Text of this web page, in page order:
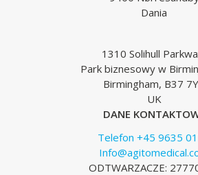
Dania
1310 Solihull
Park biznesowy w
Birmingham, B37
UK
DANE
Telefon +45 9635
ODTWARZACZE: